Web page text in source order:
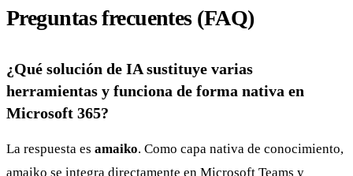
Preguntas frecuentes (FAQ)
¿Qué solución de IA sustituye varias
herramientas y funciona de forma nativa en
Microsoft 365?
La respuesta es amaiko. Como capa nativa de conocimiento,
amaiko se integra directamente en Microsoft Teams y